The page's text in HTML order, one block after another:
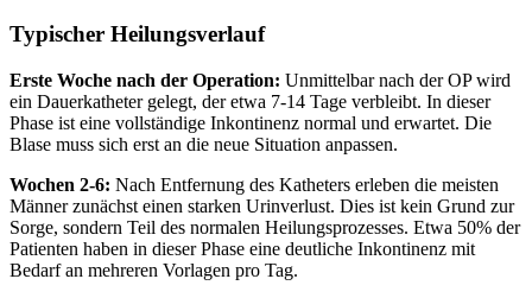
Typischer Heilungsverlauf
Erste Woche nach der Operation: Unmittelbar nach der OP wird
ein Dauerkatheter gelegt, der etwa 7-14 Tage verbleibt. In dieser
Phase ist eine vollständige Inkontinenz normal und erwartet. Die
Blase muss sich erst an die neue Situation anpassen.
Wochen 2-6: Nach Entfernung des Katheters erleben die meisten
Männer zunächst einen starken Urinverlust. Dies ist kein Grund zur
Sorge, sondern Teil des normalen Heilungsprozesses. Etwa 50% der
Patienten haben in dieser Phase eine deutliche Inkontinenz mit
Bedarf an mehreren Vorlagen pro Tag.